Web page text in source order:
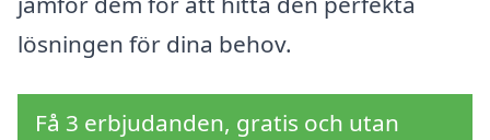
lösningen för dina behov.
Få 3 erbjudanden, gratis och utan